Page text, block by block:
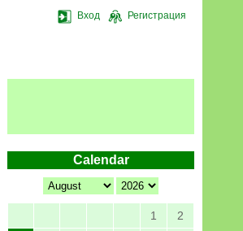
Вход Регистрация
Calendar
1
2